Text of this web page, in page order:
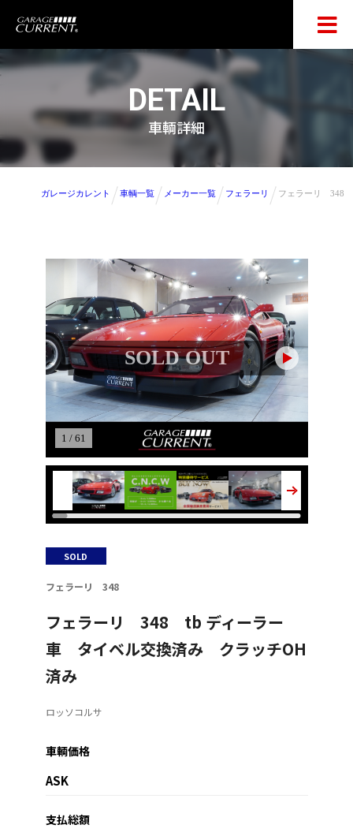
DETAIL
車輌詳細
ガレージカレント 車輌一覧 メーカー一覧 フェラーリ フェラーリ 348
SOLD OUT
1 / 61
SOLD
フェラーリ 348
フェラーリ 348 tb ディーラー
車 タイベル交換済み クラッチOH
済み
ロッソコルサ
車輌価格
ASK
支払総額